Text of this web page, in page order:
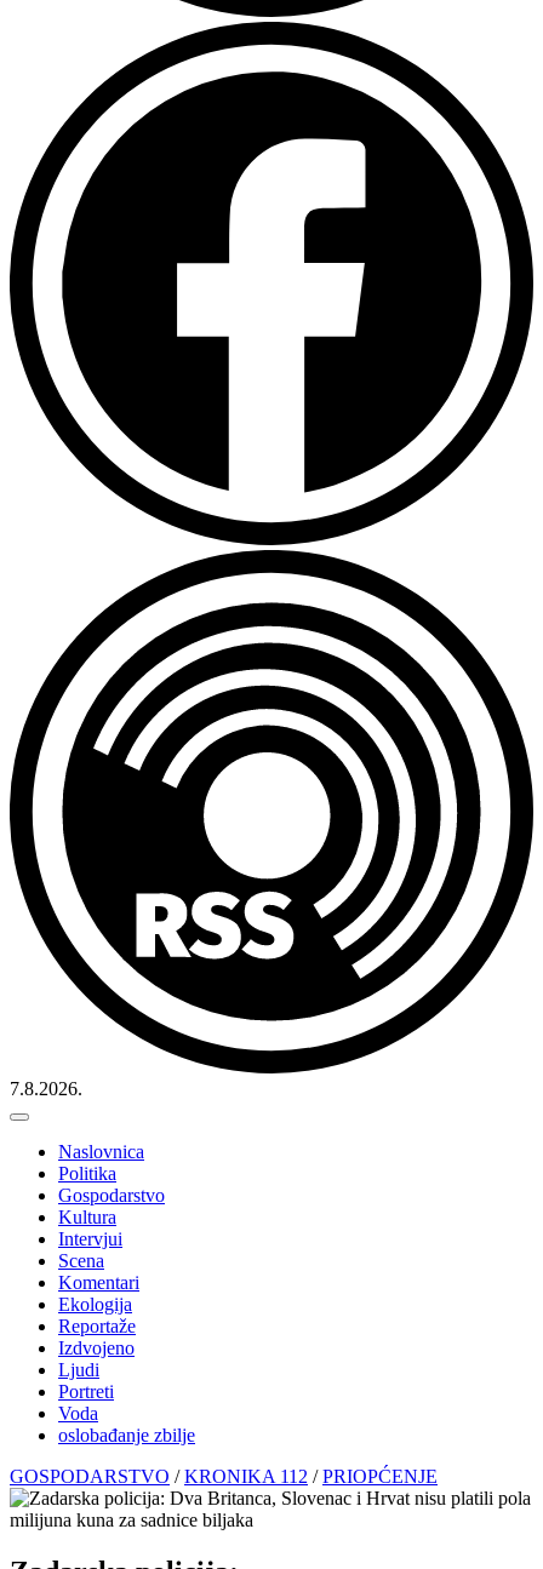
7.8.2026.
Naslovnica
Politika
Gospodarstvo
Kultura
Intervjui
Scena
Komentari
Ekologija
Reportaže
Izdvojeno
Ljudi
Portreti
Voda
oslobađanje zbilje
GOSPODARSTVO /KRONIKA 112 /PRIOPĆENJE